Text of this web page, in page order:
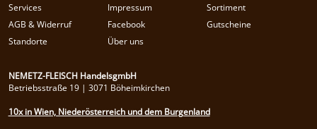
Services
Impressum
Sortiment
AGB & Widerruf
Facebook
Gutscheine
Standorte
Über uns
NEMETZ-FLEISCH HandelsgmbH
Betriebsstraße 19 | 3071 Böheimkirchen
10x in Wien, Niederösterreich und dem Burgenland